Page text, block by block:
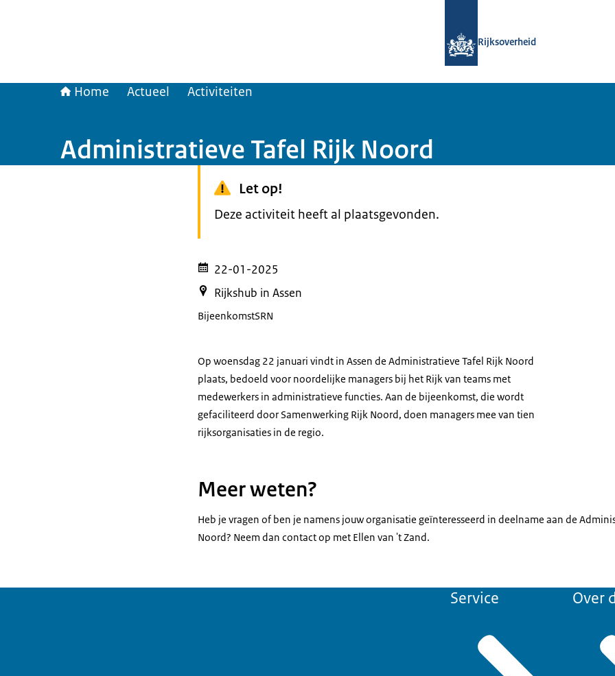
Rijksoverheid
Home Actueel Activiteiten
Administratieve Tafel Rijk Noord
Let op!
Deze activiteit heeft al plaatsgevonden.
22-01-2025
Rijkshub in Assen
BijeenkomstSRN
Op woensdag 22 januari vindt in Assen de Administratieve Tafel Rijk Noord
plaats, bedoeld voor noordelijke managers bij het Rijk van teams met
medewerkers in administratieve functies. Aan de bijeenkomst, die wordt
gefaciliteerd door Samenwerking Rijk Noord, doen managers mee van tien
rijksorganisaties in de regio.
Meer weten?
Heb je vragen of ben je namens jouw organisatie geïnteresseerd in deelname aan de
Noord? Neem dan contact op met Ellen van 't Zand.
Service Over